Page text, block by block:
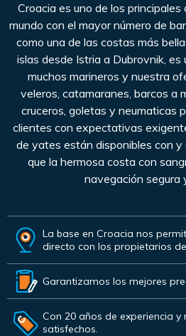
Croacia es uno de los
mundo con el mayor número de
como una de las costas más
islas desde Istria a Dubrovnik, es
muchos marineros y nuestra
veleros, catamaranes, barcos a
cruceros, goletas y neumaticas
clientes con expectativas
de yates están disponibles con y
que la hermosa costa con
navegación segura
La base en Croacia nos
directo con los propietarios
Garantizamos los mejores
Con 20 años de experiencia y
satisfechos.